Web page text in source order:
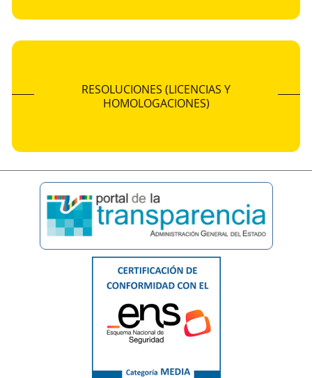
RESOLUCIONES (LICENCIAS Y
HOMOLOGACIONES)